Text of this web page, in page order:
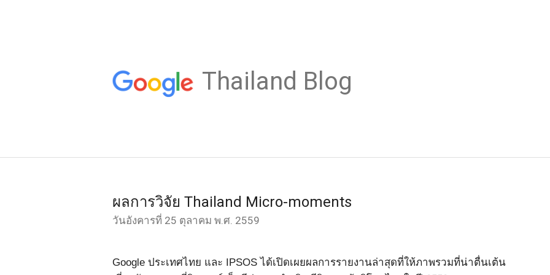
Thailand Blog
ผลการวิจัย Thailand Micro-moments
วันอังคารที่ 25 ตุลาคม พ.ศ. 2559
Google ประเทศไทย และ IPSOSได้เปิดเผยผลการรายงานล่าสุดที่ให้ภาพรวมที่น่าตื่นเต้น